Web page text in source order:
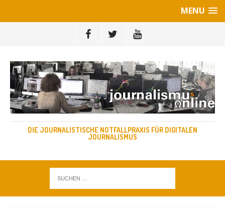
MENU
DIE JOURNALISTISCHE NOTFALLPRAXIS FÜR DIGITALEN
JOURNALISMUS